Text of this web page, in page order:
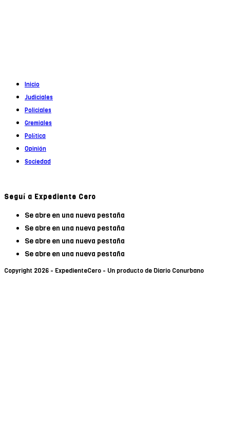
Inicio
Judiciales
Policiales
Gremiales
Política
Opinión
Sociedad
Seguí a Expediente Cero
Se abre en una nueva pestaña
Se abre en una nueva pestaña
Se abre en una nueva pestaña
Se abre en una nueva pestaña
Copyright 2026 - ExpedienteCero - Un producto de Diario Conurbano